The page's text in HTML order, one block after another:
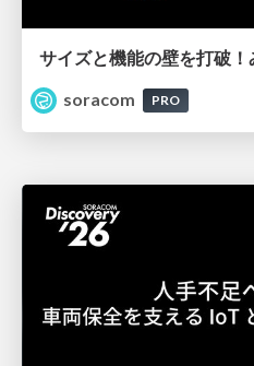
soracom
PRO